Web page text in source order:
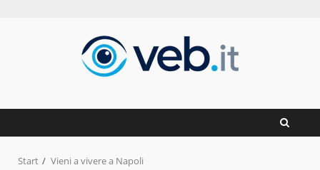
Start Vieni a vivere a Napoli